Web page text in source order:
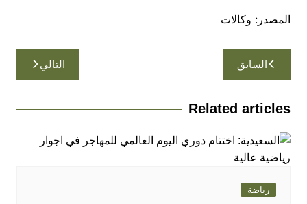
المصدر: وكالات
تصفّح
المقالات
السابق التالي
Related articles
رياضة